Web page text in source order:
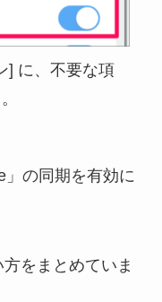
] に、不要な項
の同期を有効に
をまとめていま